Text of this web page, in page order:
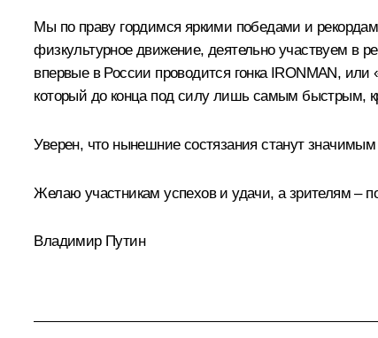
Мы по праву гордимся яркими победами и
физкультурное движение, деятельно участвуем в
впервые в России проводится гонка IRONMAN,
который до конца под силу лишь самым быстрым,
Уверен, что нынешние состязания станут
Желаю участникам успехов и удачи, а зрителям –
Владимир Путин